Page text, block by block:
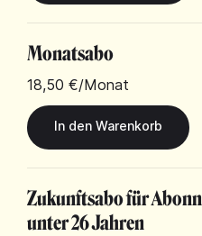
Monatsabo
18,50 €/Monat
Zukunftsabo für
unter 26 Jahren